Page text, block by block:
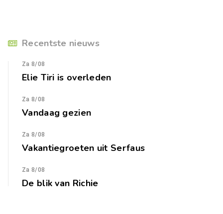
Recentste nieuws
Za 8/08
Elie Tiri is overleden
Za 8/08
Vandaag gezien
Za 8/08
Vakantiegroeten uit Serfaus
Za 8/08
De blik van Richie